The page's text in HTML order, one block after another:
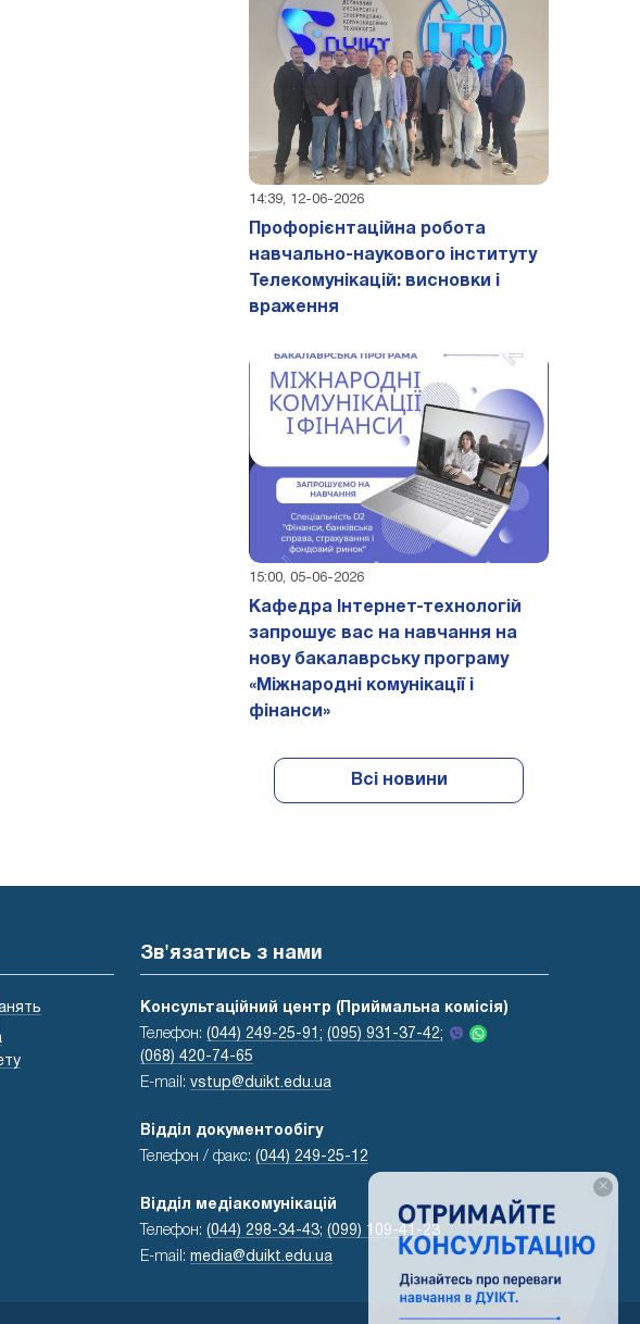
14:39, 12-06-2026
Профорієнтаційна робота
навчально-наукового інституту
Телекомунікацій: висновки і
враження
15:00, 05-06-2026
Кафедра Інтернет-технологій
запрошує вас на навчання на
нову бакалаврську програму
«Міжнародні комунікації і
фінанси»
Всі новини
Зв'язатись з нами
Консультаційний центр (Приймальна комісія)
Телефон: (044) 249-25-91; (095) 931-37-42;
(068) 420-74-65
E-mail: vstup@duikt.edu.ua
Відділ документообігу
Телефон / факс: (044) 249-25-12
Відділ медіакомунікацій
Телефон: (044) 298-34-43; (099) 109-41-23
E-mail: media@duikt.edu.ua
×